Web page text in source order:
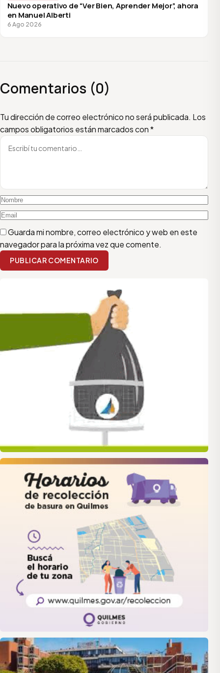
Nuevo operativo de “Ver Bien, Aprender Mejor”, ahora
en Manuel Alberti
6 Ago 2026
Comentarios (0)
Tu dirección de correo electrónico no será publicada. Los
campos obligatorios están marcados con*
Escribí tu comentario
Nombre
Email
Guarda mi nombre, correo electrónico y web en este
navegador para la próxima vez que comente.
PUBLICAR COMENTARIO
quilmes
LANUS